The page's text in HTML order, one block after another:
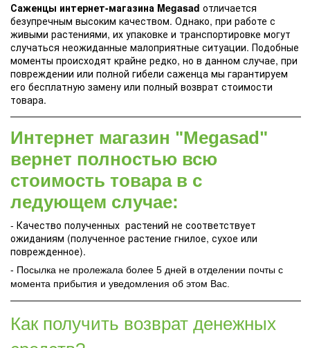
Саженцы интернет-магазина Megasad отличается
безупречным высоким качеством. Однако, при работе с
живыми растениями, их упаковке и транспортировке могут
случаться неожиданные малоприятные ситуации. Подобные
моменты происходят крайне редко, но в данном случае, при
повреждении или полной гибели саженца мы гарантируем
его бесплатную замену или полный возврат стоимости
товара.
Интернет магазин "Megasad"
вернет полностью всю
стоимость товара в с
ледующем случае:
- Качество полученных растений не соответствует
ожиданиям (полученное растение гнилое, сухое или
поврежденное).
- Посылка не пролежала более 5 дней в отделении почты с
момента прибытия и уведомления об этом Вас.
Как получить возврат денежных